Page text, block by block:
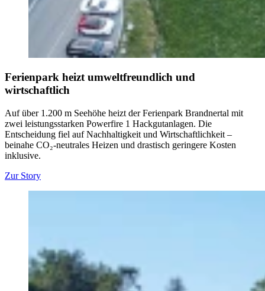
Ferienpark heizt umweltfreundlich und
wirtschaftlich
Auf über 1.200 m Seehöhe heizt der Ferienpark Brandnertal mit
zwei leistungsstarken Powerfire 1 Hackgutanlagen. Die
Entscheidung fiel auf Nachhaltigkeit und Wirtschaftlichkeit –
beinahe CO₂-neutrales Heizen und drastisch geringere Kosten
inklusive.
Zur Story